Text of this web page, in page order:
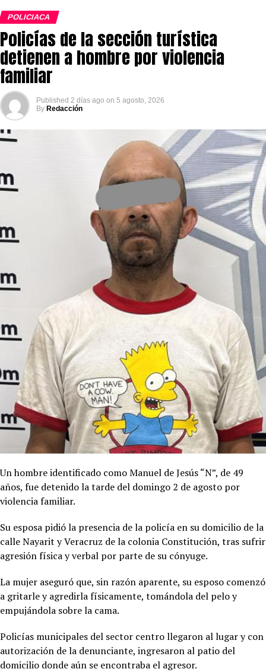
POLICIACA
Policías de la sección turística
detienen a hombre por violencia
familiar
Published 2 días ago on 5 agosto, 2026
By Redacción
Un hombre identificado como Manuel de Jesús “N”, de 49
años, fue detenido la tarde del domingo 2 de agosto por
violencia familiar.
Su esposa pidió la presencia de la policía en su domicilio de la
calle Nayarit y Veracruz de la colonia Constitución, tras sufrir
agresión física y verbal por parte de su cónyuge.
La mujer aseguró que, sin razón aparente, su esposo comenzó
a gritarle y agredirla físicamente, tomándola del pelo y
empujándola sobre la cama.
Policías municipales del sector centro llegaron al lugar y con
autorización de la denunciante, ingresaron al patio del
domicilio donde aún se encontraba el agresor.